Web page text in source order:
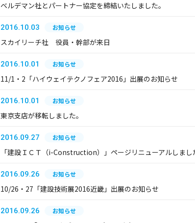
ベルデマン社とパートナー協定を締結いたしました。
2016.10.03 お知らせ
スカイリーチ社 役員・幹部が来日
2016.10.01 お知らせ
11/1・2「ハイウェイテクノフェア2016」出展のお知らせ
2016.10.01 お知らせ
東京支店が移転しました。
2016.09.27 お知らせ
「建設ＩＣＴ（i-Construction）」ページリニューアルしまし
2016.09.26 お知らせ
10/26・27「建設技術展2016近畿」出展のお知らせ
2016.09.26 お知らせ